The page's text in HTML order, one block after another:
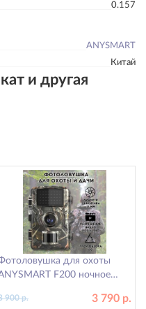
0.157
ANYSMART
Китай
и другая
для охоты
F200 ночное
3 790 р.
900 р.